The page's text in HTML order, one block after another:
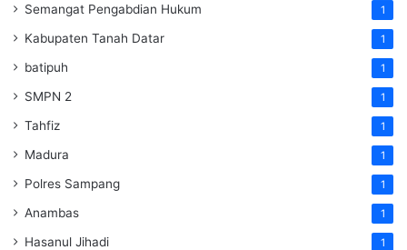
Semangat Pengabdian Hukum 1
Kabupaten Tanah Datar 1
batipuh 1
SMPN 2 1
Tahfiz 1
Madura 1
Polres Sampang 1
Anambas 1
Hasanul Jihadi 1